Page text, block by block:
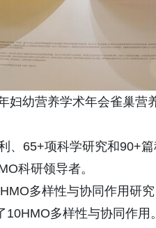
妇幼营养学术年会雀巢营
、65+项科学研究和90+
科研领导者。
多样性与协同作用研究
10HMO多样性与协同作